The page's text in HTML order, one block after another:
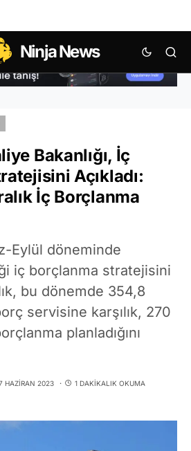
Ninja News
Bakanlığı, İç
Açıkladı:
İç Borçlanma
Eylül döneminde
iç borçlanma stratejisini
bu dönemde 354,8
servisine karşılık, 270
planladığını
HAZIRAN 2023 1 DAKIKALIK OKUMA